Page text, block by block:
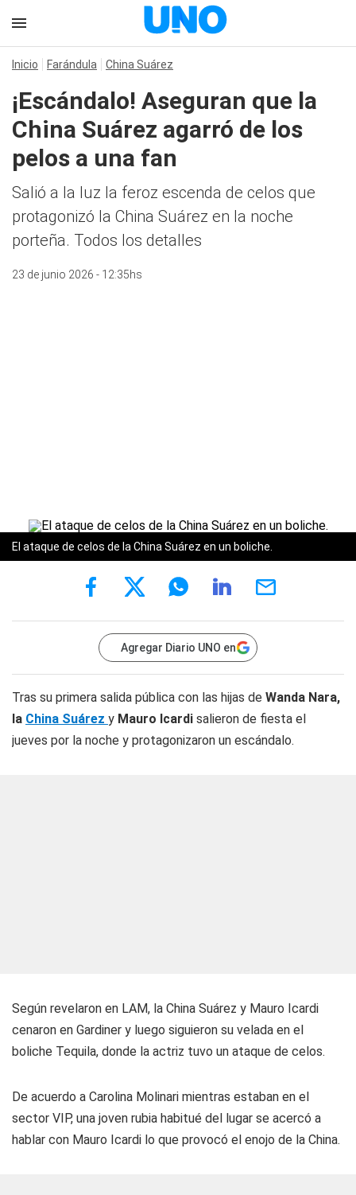
Inicio Farándula China Suárez
¡Escándalo! Aseguran que la
China Suárez agarró de los
pelos a una fan
Salió a la luz la feroz escenda de celos que
protagonizó la China Suárez en la noche
porteña. Todos los detalles
23 de junio 2026 - 12:35hs
El ataque de celos de la China Suárez en un boliche.
Agregar Diario UNO en
Tras su primera salida pública con las hijas de Wanda Nara,
la China Suárez y Mauro Icardi salieron de fiesta el
jueves por la noche y protagonizaron un escándalo.
Según revelaron en LAM, la China Suárez y Mauro Icardi
cenaron en Gardiner y luego siguieron su velada en el
boliche Tequila, donde la actriz tuvo un ataque de celos.
De acuerdo a Carolina Molinari mientras estaban en el
sector VIP, una joven rubia habitué del lugar se acercó a
hablar con Mauro Icardi lo que provocó el enojo de la China.